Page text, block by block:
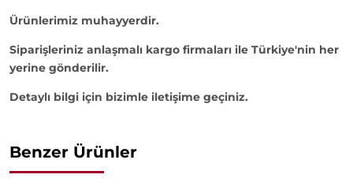
Ürünlerimiz muhayyerdir.
Siparişleriniz anlaşmalı kargo firmaları ile Türkiye'nin her
yerine gönderilir.
Detaylı bilgi için bizimle iletişime geçiniz.
Benzer Ürünler